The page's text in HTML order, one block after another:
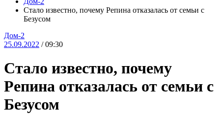
Стало известно, почему Репина отказалась от семьи с
Безусом
Дом-2
25.09.2022 / 09:30
Стало известно, почему
Репина отказалась от семьи с
Безусом